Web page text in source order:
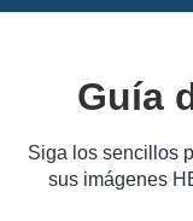
Guía
Siga los sencillos
sus imágenes